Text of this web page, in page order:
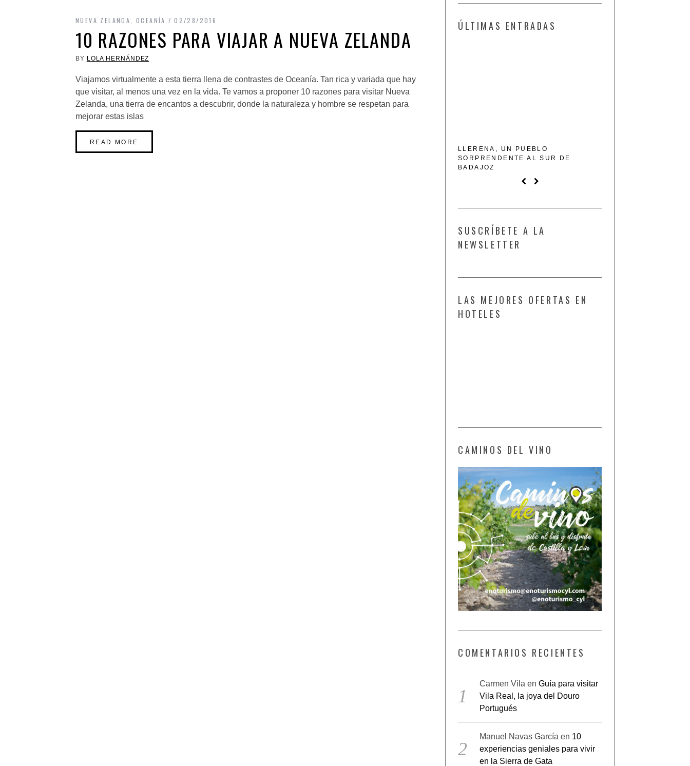
NUEVA ZELANDA ,OCEANÍA 02/28/2016
10 RAZONES PARA VIAJAR A NUEVA ZELANDA
BY LOLA HERNÁNDEZ
Viajamos virtualmente a esta tierra llena de contrastes de Oceanía. Tan rica y variada que hay
que visitar, al menos una vez en la vida. Te vamos a proponer 10 razones para visitar Nueva
Zelanda, una tierra de encantos a descubrir, donde la naturaleza y hombre se respetan para
mejorar estas islas
READ MORE
ÚLTIMAS ENTRADAS
LLERENA, UN PUEBLO
SORPRENDENTE AL SUR DE
BADAJOZ
SUSCRÍBETE A LA
NEWSLETTER
LAS MEJORES OFERTAS EN
HOTELES
CAMINOS DEL VINO
COMENTARIOS RECIENTES
Carmen Vila en Guía para visitar
Vila Real, la joya del Douro
Portugués
Manuel Navas García en 10
experiencias geniales para vivir
en la Sierra de Gata